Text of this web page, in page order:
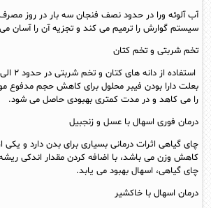
آب آلوئه ورا در حدود نصف فنجان سه بار در روز
سیستم گوارش را ترمیم می کند و تجزیه آن را آسان
تخم شربتی و تخم کتان
بعلت دارا بودن فیبر محلول برای کاهش حجم مدفوع
را می کاهد و در مدت کمتری بهبودی حاصل می شود.
درمان فوری اسهال با عسل و زنجبیل
چای گیاهی اثرات درمانی بسیاری برای بدن دارد و
کاهش وزن می باشد، با اضافه کردن مقدار اندکی
چای گیاهی، اسهال بهبود می یابد.
درمان اسهال با خاکشیر